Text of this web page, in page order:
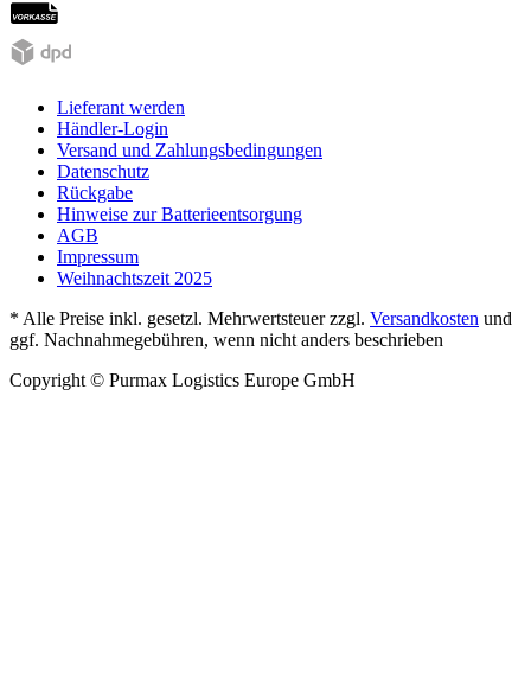
Lieferant werden
Händler-Login
Versand und Zahlungsbedingungen
Datenschutz
Rückgabe
Hinweise zur Batterieentsorgung
AGB
Impressum
Weihnachtszeit 2025
* Alle Preise inkl. gesetzl. Mehrwertsteuer zzgl. Versandkosten und
ggf. Nachnahmegebühren, wenn nicht anders beschrieben
Copyright © Purmax Logistics Europe GmbH